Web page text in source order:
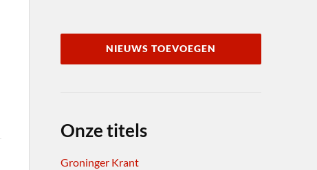
NIEUWS TOEVOEGEN
Onze titels
Groninger Krant